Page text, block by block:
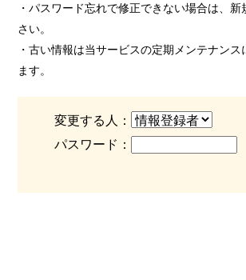
・パスワード忘れで修正できない場合は、
さい。
・古い情報は当サービスの定期メンテナン
ます。
変更する人：
パスワード：